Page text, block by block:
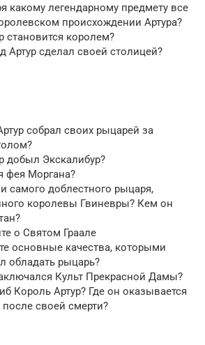
какому легендарному предмету все
происхождении Артура?
становится королем?
Артур сделал своей столицей?
собрал своих рыцарей за
добыл Экскалибур?
фея Моргана?
самого доблестного рыцаря,
королевы Гвиневры? Кем он
о Святом Граале
основные качества, которыми
обладать рыцарь?
Культ Прекрасной Дамы?
Король Артур? Где он оказывается
после своей смерти?